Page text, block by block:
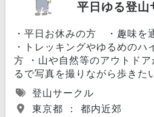
平日ゆる登山
・平日お休みの方 ・趣味を
・トレッキングやゆるめのハ
方 ・山や自然等のアウトド
るで写真を撮りながら歩きた
登山サークル
東京都 ： 都内近郊